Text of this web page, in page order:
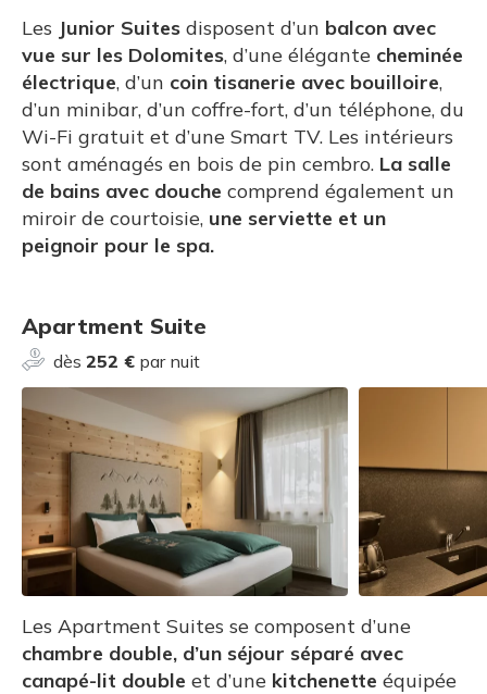
Les Junior Suites disposent d’un balcon avec
vue sur les Dolomites, d’une élégante cheminée
électrique, d’un coin tisanerie avec bouilloire,
d’un minibar, d’un coffre-fort, d’un téléphone, du
Wi-Fi gratuit et d’une Smart TV. Les intérieurs
sont aménagés en bois de pin cembro. La salle
de bains avec douche comprend également un
miroir de courtoisie, une serviette et un
peignoir pour le spa.
Apartment Suite
dès 252 € par nuit
Les Apartment Suites se composent d’une
chambre double, d’un séjour séparé avec
canapé-lit double et d’une kitchenette équipée